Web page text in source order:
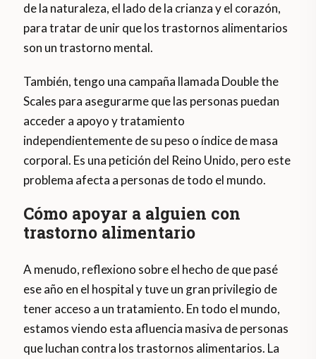
de la naturaleza, el lado de la crianza y el corazón,
para tratar de unir que los trastornos alimentarios
son un trastorno mental.
También, tengo una campaña llamada Double the
Scales para asegurarme que las personas puedan
acceder a apoyo y tratamiento
independientemente de su peso o índice de masa
corporal. Es una petición del Reino Unido, pero este
problema afecta a personas de todo el mundo.
Cómo apoyar a alguien con
trastorno alimentario
A menudo, reflexiono sobre el hecho de que pasé
ese año en el hospital y tuve un gran privilegio de
tener acceso a un tratamiento. En todo el mundo,
estamos viendo esta afluencia masiva de personas
que luchan contra los trastornos alimentarios. La